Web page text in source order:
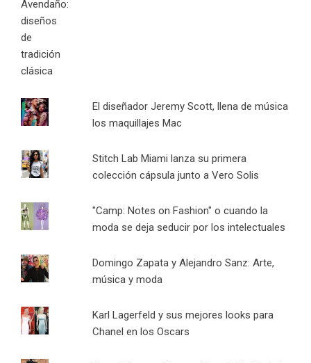
El diseñador Jeremy Scott, llena de música
los maquillajes Mac
Stitch Lab Miami lanza su primera
colección cápsula junto a Vero Solis
"Camp: Notes on Fashion" o cuando la
moda se deja seducir por los intelectuales
Domingo Zapata y Alejandro Sanz: Arte,
música y moda
Karl Lagerfeld y sus mejores looks para
Chanel en los Oscars